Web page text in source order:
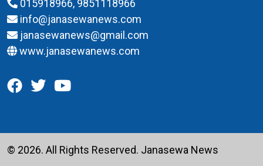
015918966, 9851118966
info@janasewanews.com
janasewanews@gmail.com
www.janasewanews.com
© 2026. All Rights Reserved. Janasewa News